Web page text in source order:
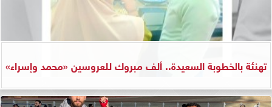
تهنئة بالخطوبة السعيدة.. ألف مبروك للعروسين «محمد وإسراء»